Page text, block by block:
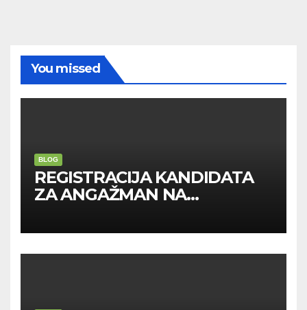
You missed
BLOG
REGISTRACIJA KANDIDATA
ZA ANGAŽMAN NA